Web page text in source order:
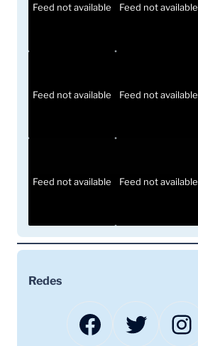
Feed not available Feed not available
Feed not available Feed not available
Feed not available Feed not available
Redes
Facebook Twitter Instagram